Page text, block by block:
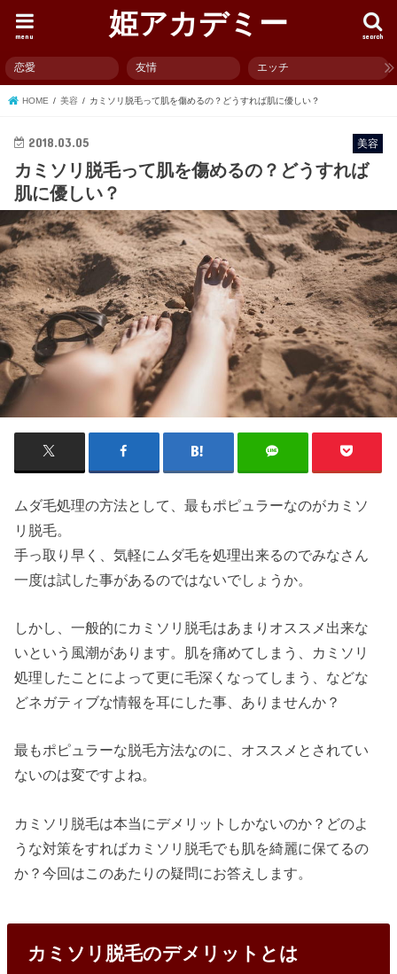
姫アカデミー search
menu
恋愛 友情 エッチ
HOME 美容 カミソリ脱毛って肌を傷めるの？どうすれば肌に優しい？
美容
2018.03.05
カミソリ脱毛って肌を傷めるの？どうすれば
肌に優しい？
ムダ毛処理の方法として、最もポピュラーなのがカミソ
リ脱毛。
手っ取り早く、気軽にムダ毛を処理出来るのでみなさん
一度は試した事があるのではないでしょうか。
しかし、一般的にカミソリ脱毛はあまりオススメ出来な
いという風潮があります。肌を痛めてしまう、カミソリ
処理したことによって更に毛深くなってしまう、などな
どネガティブな情報を耳にした事、ありませんか？
最もポピュラーな脱毛方法なのに、オススメとされてい
ないのは変ですよね。
カミソリ脱毛は本当にデメリットしかないのか？どのよ
うな対策をすればカミソリ脱毛でも肌を綺麗に保てるの
か？今回はこのあたりの疑問にお答えします。
カミソリ脱毛のデメリットとは